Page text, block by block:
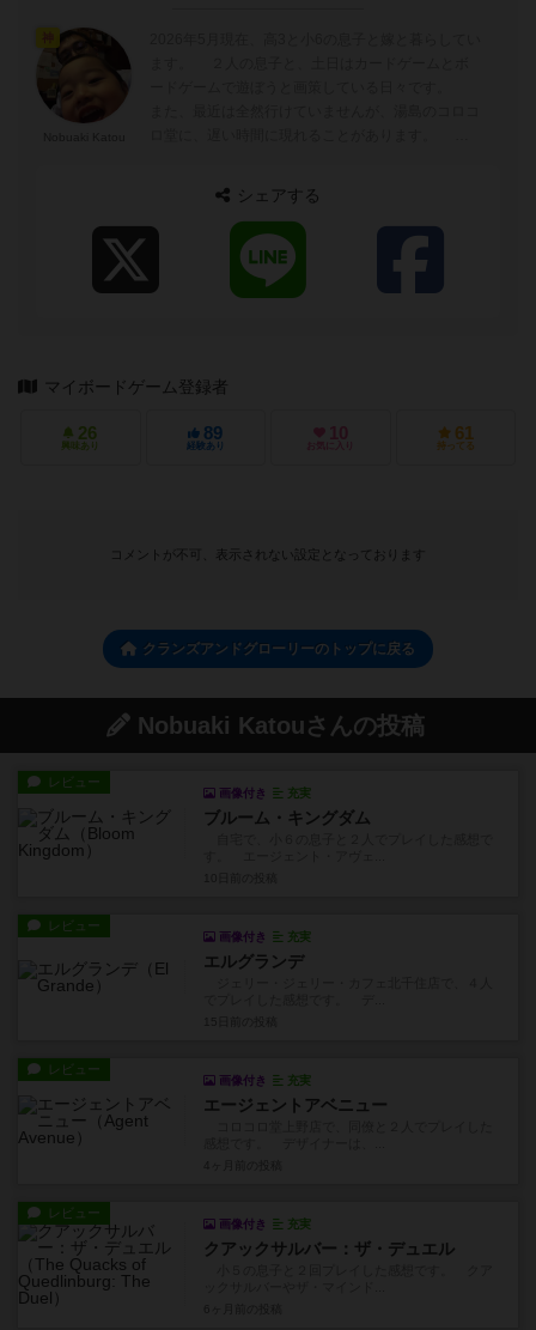
シェアする
マイボードゲーム登録者
26
興味あり
89
経験あり
10
お気に入り
61
持ってる
コメントが不可、表示されない設定となっております
クランズアンドグローリーのトップに戻る
Nobuaki Katouさんの投稿
レビュー
画像付き 充実
ブルーム・キングダム
レビュー
画像付き 充実
エルグランデ
レビュー
画像付き 充実
エージェントアベニュー
レビュー
画像付き 充実
クアックサルバー：ザ・デュエル